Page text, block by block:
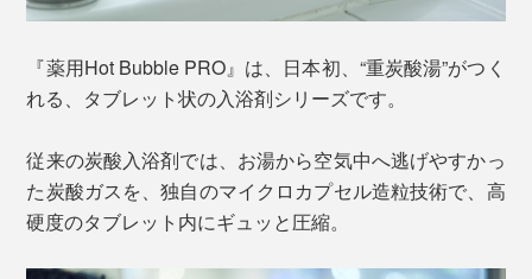
『薬用Hot Bubble PRO』は、日本初、“重炭酸湯”がつく
れる、タブレット状の入浴剤シリーズです。
従来の炭酸入浴剤では、お湯から空気中へ逃げやすかっ
た炭酸ガスを、独自のマイクロカプセル造粒技術で、高
硬度のタブレット内にギュッと圧縮。